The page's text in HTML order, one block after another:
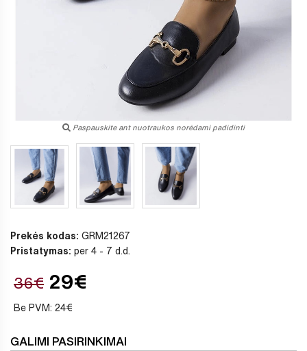
Paspauskite ant nuotraukos norėdami padidinti
Prekės kodas: GRM21267
Pristatymas: per 4 - 7 d.d.
36€ 29€
Be PVM: 24€
GALIMI PASIRINKIMAI